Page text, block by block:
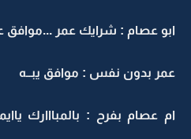
ابو عصام : شرايك عمر
عمر بدون نفس : موافق يبــه
ام عصام بفرح : بالمبااارك